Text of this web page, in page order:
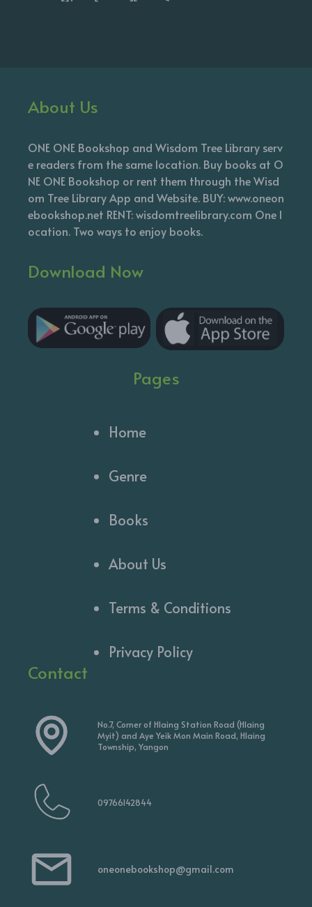
About Us
ONE ONE Bookshop and Wisdom Tree Library serv
e readers from the same location. Buy books at O
NE ONE Bookshop or rent them through the Wisd
om Tree Library App and Website. BUY: www.oneon
ebookshop.net RENT: wisdomtreelibrary.com One l
ocation. Two ways to enjoy books.
Download Now
Pages
Home
Genre
Books
About Us
Terms & Conditions
Privacy Policy
Contact
No.7, Corner of Hlaing Station Road (Hlaing
Myit) and Aye Yeik Mon Main Road, Hlaing
Township, Yangon
09766142844
oneonebookshop@gmail.com